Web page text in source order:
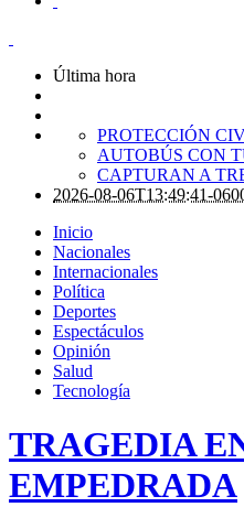
Última hora
PROTECCIÓN
AUTOBÚS CON
CAPTURAN A
2026-08-06T13:49:41-
Inicio
Nacionales
Internacionales
Política
Deportes
Espectáculos
Opinión
Salud
Tecnología
TRAGEDIA
EMPEDRADA